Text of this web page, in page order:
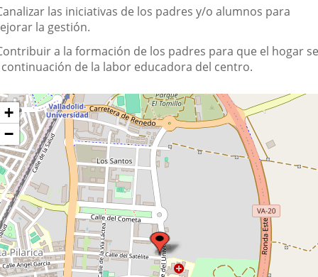
las iniciativas de los padres y/o alumnos para
la gestión.
a la formación de los padres para que el hogar
de la labor educadora del centro.
+
−